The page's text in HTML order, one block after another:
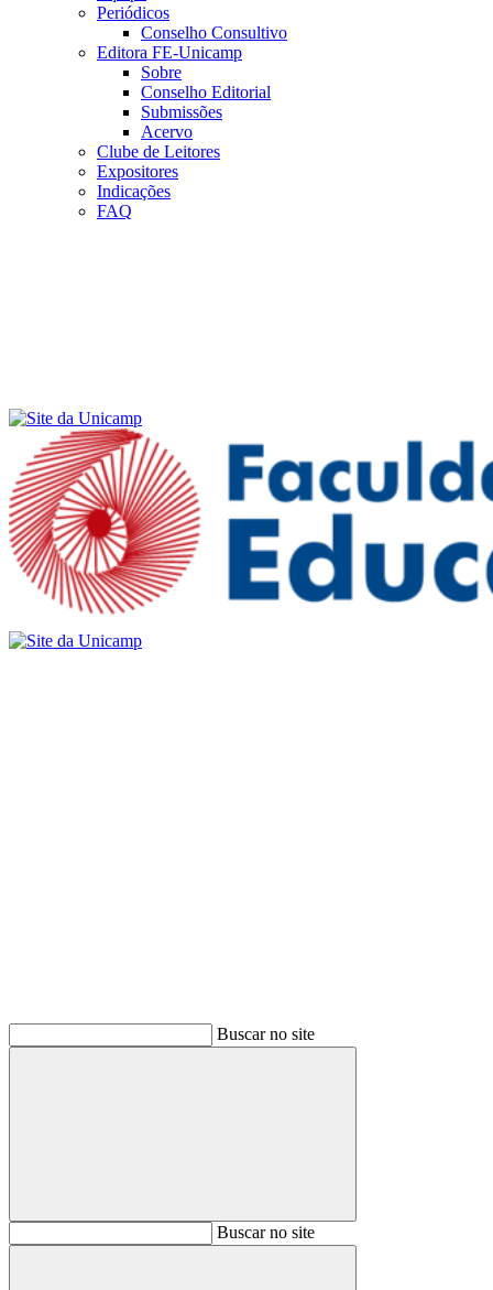
Periódicos
Conselho Consultivo
Editora FE-Unicamp
Sobre
Conselho Editorial
Submissões
Acervo
Clube de Leitores
Expositores
Indicações
FAQ
Buscar no site
BuscarBuscar no site